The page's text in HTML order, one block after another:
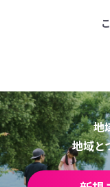
地
地域と